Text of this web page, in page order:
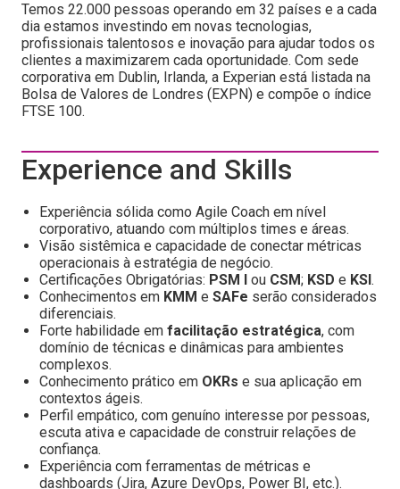
Temos 22.000 pessoas operando em 32 países e a cada
dia estamos investindo em novas tecnologias,
profissionais talentosos e inovação para ajudar todos os
clientes a maximizarem cada oportunidade. Com sede
corporativa em Dublin, Irlanda, a Experian está listada na
Bolsa de Valores de Londres (EXPN) e compõe o índice
FTSE 100.
Experience and Skills
Experiência sólida como Agile Coach em nível
corporativo, atuando com múltiplos times e áreas.
Visão sistêmica e capacidade de conectar métricas
operacionais à estratégia de negócio.
Certificações Obrigatórias: PSM I ou CSM; KSD e KSI.
Conhecimentos em KMM e SAFe serão considerados
diferenciais.
Forte habilidade em facilitação estratégica, com
domínio de técnicas e dinâmicas para ambientes
complexos.
Conhecimento prático em OKRs e sua aplicação em
contextos ágeis.
Perfil empático, com genuíno interesse por pessoas,
escuta ativa e capacidade de construir relações de
confiança.
Experiência com ferramentas de métricas e
dashboards (Jira, Azure DevOps, Power BI, etc.).